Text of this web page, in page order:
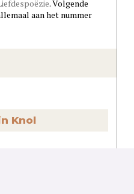
. Volgende
aan het nummer
Knol